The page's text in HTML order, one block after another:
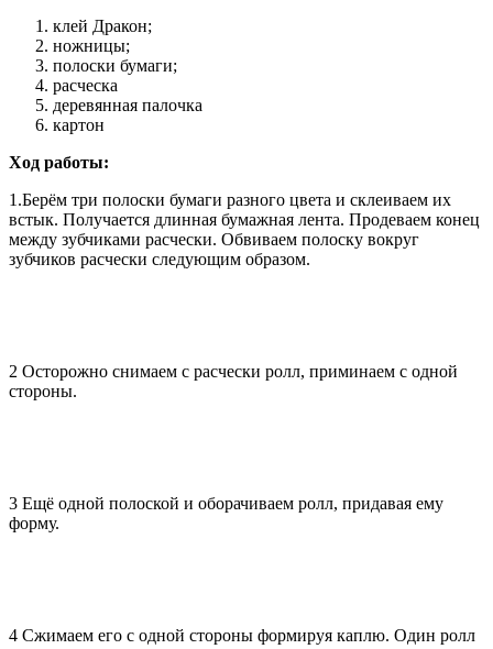
клей Дракон;
ножницы;
полоски бумаги;
расческа
деревянная палочка
картон
Ход работы:
1.Берём три полоски бумаги разного цвета и склеиваем их
встык. Получается длинная бумажная лента. Продеваем конец
между зубчиками расчески. Обвиваем полоску вокруг
зубчиков расчески следующим образом.
2 Осторожно снимаем с расчески ролл, приминаем с одной
стороны.
3 Ещё одной полоской и оборачиваем ролл, придавая ему
форму.
4 Сжимаем его с одной стороны формируя каплю. Один ролл